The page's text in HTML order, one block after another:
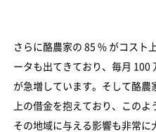
さらに酪農家の 85 % がコスト
ータも出てきており、毎月 100
が急増しています。そして酪農
上の借金を抱えており、このよ
その地域に与える影響も非常に